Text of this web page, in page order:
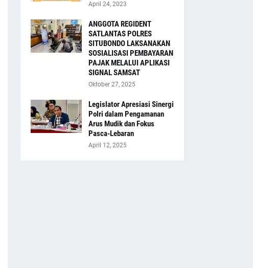
April 24, 2023
ANGGOTA REGIDENT
SATLANTAS POLRES
SITUBONDO LAKSANAKAN
SOSIALISASI PEMBAYARAN
PAJAK MELALUI APLIKASI
SIGNAL SAMSAT
Oktober 27, 2025
Legislator Apresiasi Sinergi
Polri dalam Pengamanan
Arus Mudik dan Fokus
Pasca-Lebaran
April 12, 2025